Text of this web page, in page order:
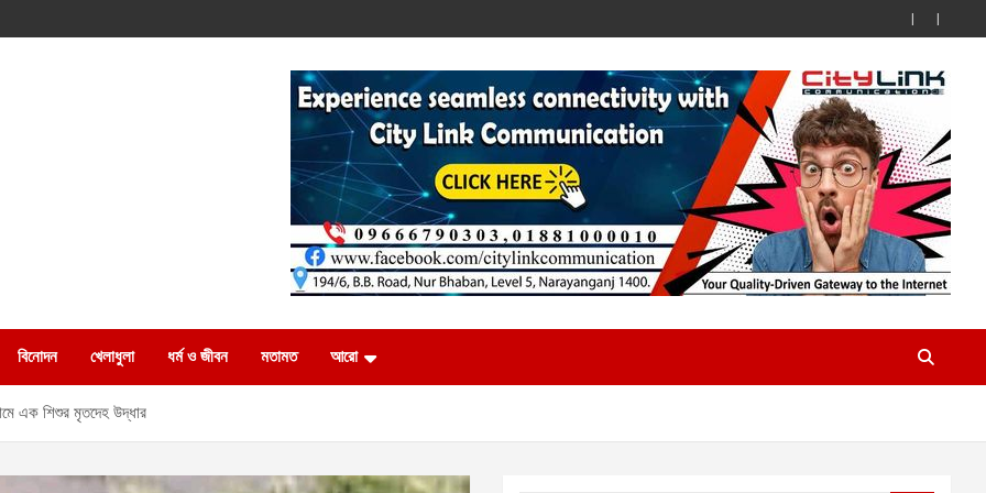
বিনোদন খেলাধুলা ধর্ম ও জীবন মতামত আরো
এক শিশুর মৃতদেহ উদ্ধার